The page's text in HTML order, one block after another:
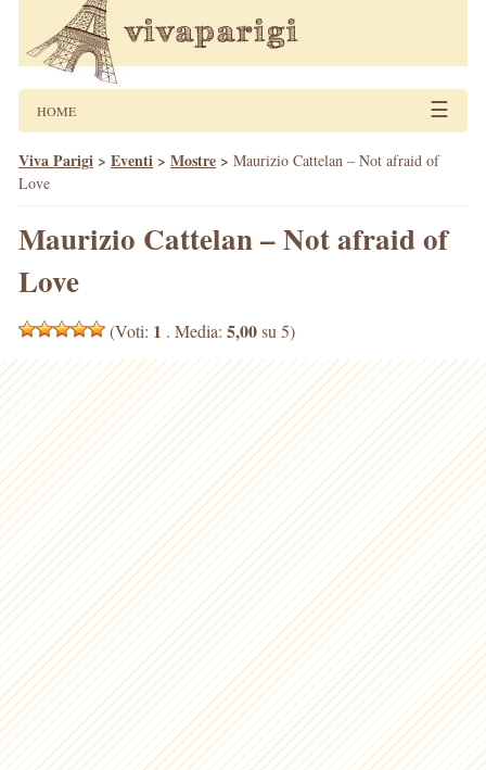
HOME ☰
Viva Parigi > Eventi > Mostre > Maurizio Cattelan – Not afraid of
Love
Maurizio Cattelan – Not afraid of
Love
(Voti: 1 . Media: 5,00su 5)